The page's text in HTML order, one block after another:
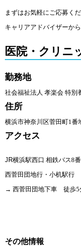
まずはお気軽にご応募く
キャリアアドバイザーか
医院・クリニ
勤務地
社会福祉法人 孝楽会 特別
住所
横浜市神奈川区菅田町1番
アクセス
JR横浜駅西口 相鉄バス8
西菅田団地行・小机駅行
→ 西菅田団地下車 徒歩5
その他情報